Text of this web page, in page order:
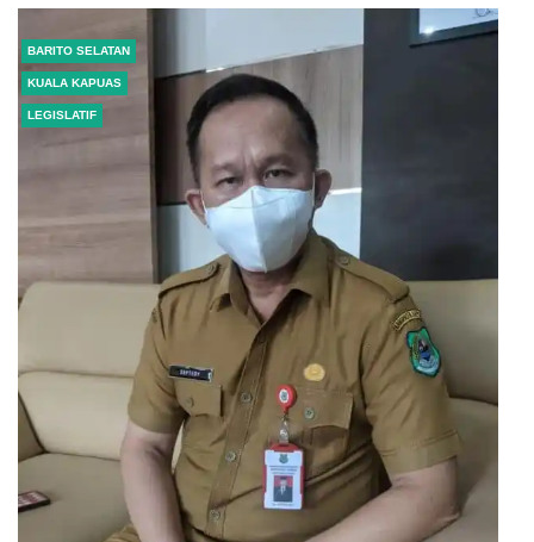
BARITO SELATAN
KUALA KAPUAS
LEGISLATIF